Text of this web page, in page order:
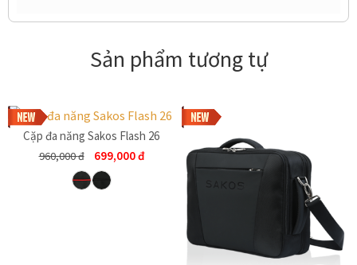
Sản phẩm tương tự
Cặp đa năng Sakos Flash 26
960,000đ 699,000đ